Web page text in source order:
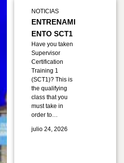
NOTICIAS
ENTRENAMI
ENTO SCT1
Have you taken
Supervisor
Certification
Training 1
(SCT1)? This is
the qualifying
class that you
must take in
order to…
julio 24, 2026